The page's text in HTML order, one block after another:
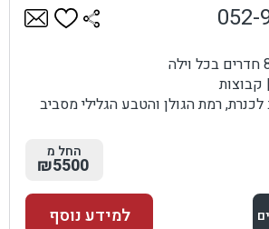
קבוצות
לכנרת, רמת הגולן והטבע הגלילי מסביב
052-
החל מ
₪5500
למידע נוסף